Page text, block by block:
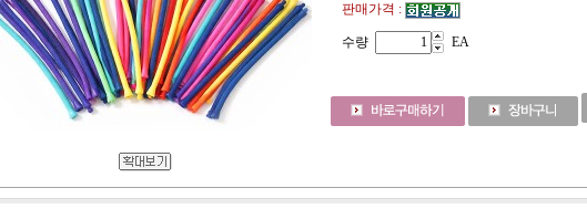
판매가격 :
수량 EA